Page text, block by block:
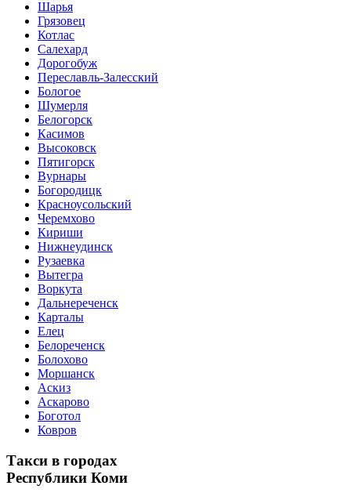
Шарья
Грязовец
Котлас
Салехард
Дорогобуж
Переславль-Залесский
Бологое
Шумерля
Белогорск
Касимов
Высоковск
Пятигорск
Вурнары
Богородицк
Красноусольский
Черемхово
Кириши
Нижнеудинск
Рузаевка
Вытегра
Воркута
Дальнереченск
Карталы
Елец
Белореченск
Болохово
Моршанск
Аскиз
Аскарово
Боготол
Ковров
Такси в городах
Республики Коми